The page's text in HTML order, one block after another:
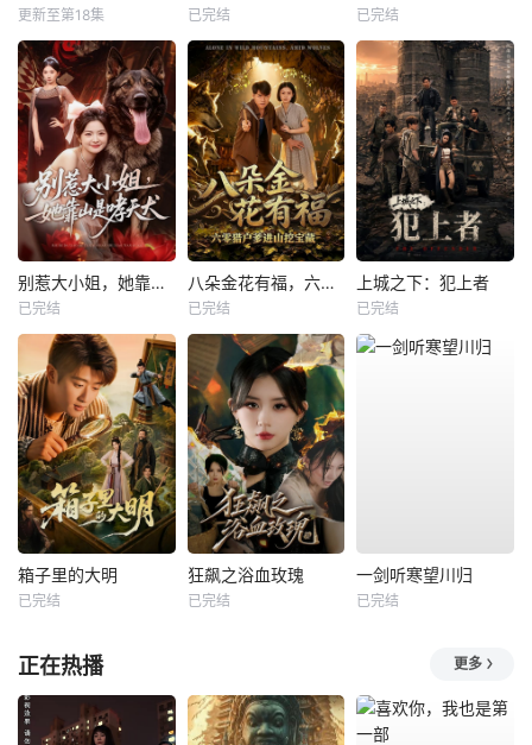
更新至第18集 已完结 已完结
别惹大小姐，她靠山是哮天犬
已完结
八朵金花有福，六零猎户爹进山挖宝藏
已完结
上城之下：犯上者
已完结
箱子里的大明
已完结
狂飙之浴血玫瑰
已完结
一剑听寒望川归
已完结
正在热播 更多